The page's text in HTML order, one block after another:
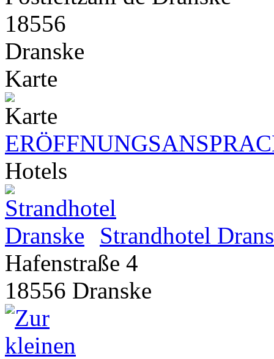
18556
Dranske
Karte
Hotels
Strandhotel
Hafenstraße 4
18556 Dranske